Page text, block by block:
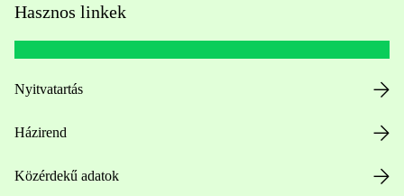
Hasznos linkek
Nyitvatartás
Házirend
Közérdekű adatok